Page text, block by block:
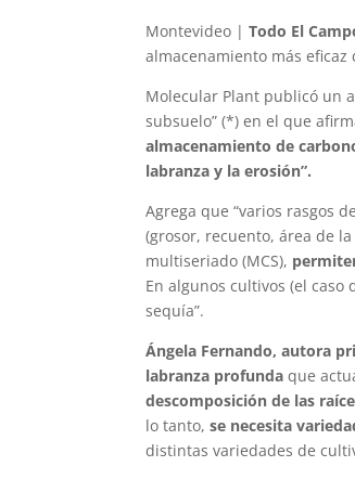
Montevideo |Todo El
almacenamiento más eficaz
Molecular Plant publicó un
subsuelo” (*) en el que
almacenamiento de
labranza y la erosión”.
Agrega que “varios rasgos
(grosor, recuento, área de
multiseriado (MCS),
En algunos cultivos (el
sequía”.
Ángela Fernando, autora
labranza profunda que
descomposición de las
lo tanto,se necesita
distintas variedades de